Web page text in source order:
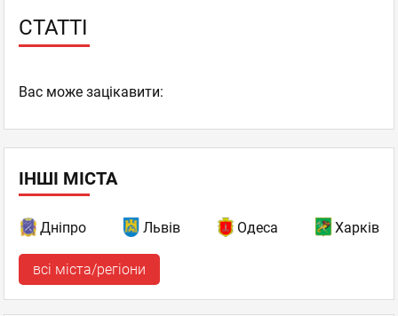
СТАТТІ
Вас може зацікавити:
ІНШІ МІСТА
Дніпро Львів Одеса Харків
всі міста/регіони